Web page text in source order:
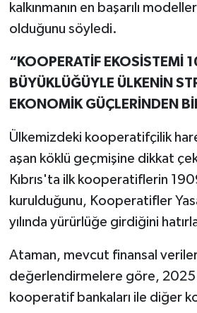
kalkınmanın en başarılı
olduğunu söyledi.
“KOOPERATİF EKOSİSTEMİ
BÜYÜKLÜĞÜYLE ÜLKENİN
EKONOMİK GÜÇLERİNDEN
Ülkemizdeki kooperatifçilik
aşan köklü geçmişine dikkat
Kıbrıs'ta ilk kooperatiflerin
kurulduğunu, Kooperatifler
yılında yürürlüğe girdiğini
Ataman, mevcut finansal veriler
değerlendirmelere göre, 2025
kooperatif bankaları ile diğer